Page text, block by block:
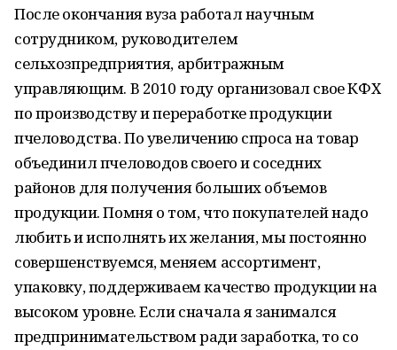
После окончания вуза работал научным
сотрудником, руководителем
сельхозпредприятия, арбитражным
управляющим. В 2010 году организовал свое КФХ
по производству и переработке продукции
пчеловодства. По увеличению спроса на товар
объединил пчеловодов своего и соседних
районов для получения больших объемов
продукции. Помня о том, что покупателей надо
любить и исполнять их желания, мы постоянно
совершенствуемся, меняем ассортимент,
упаковку, поддерживаем качество продукции на
высоком уровне. Если сначала я занимался
предпринимательством ради заработка, то со